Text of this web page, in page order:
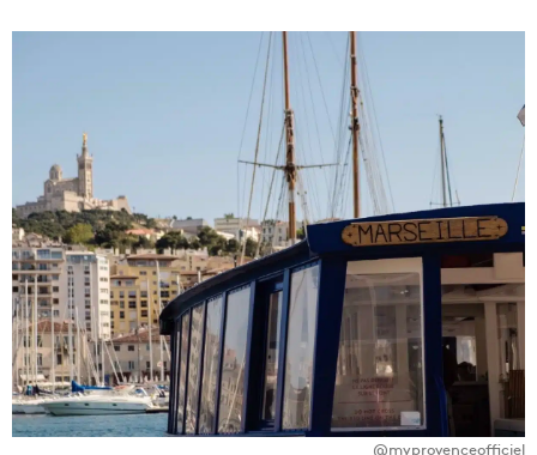
@myprovenceofficiel